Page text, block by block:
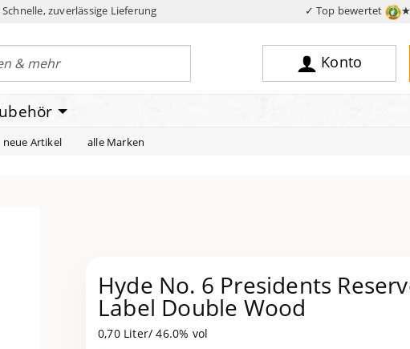
zuverlässige Lieferung ✓ Top bewertet
Konto
neue Artikel alle Marken
Hyde No. 6 Presidents
Label Double Wood
0,70 Liter/ 46.0% vol